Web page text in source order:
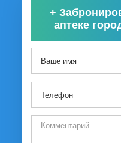
+
аптеке